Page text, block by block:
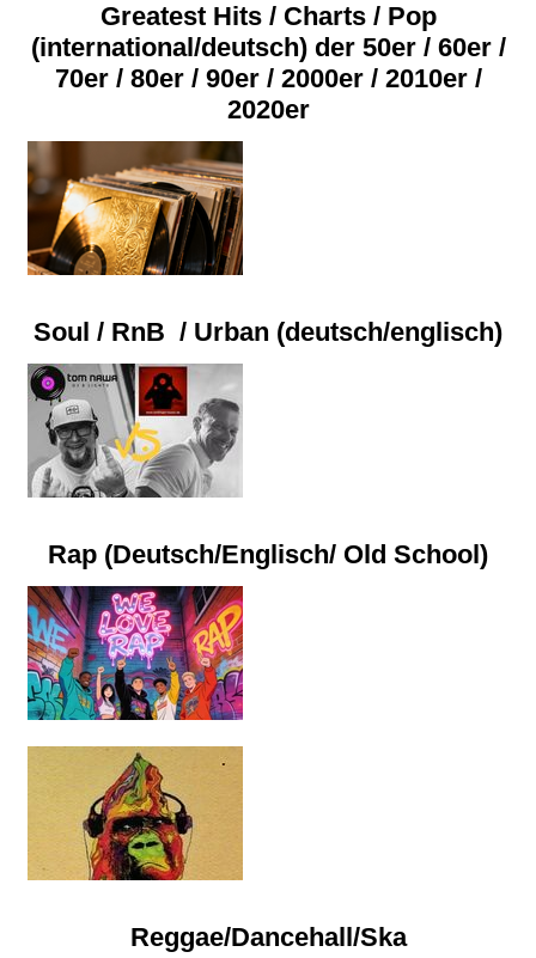
Greatest Hits / Charts / Pop
(international/deutsch) der 50er / 60er /
70er / 80er / 90er / 2000er / 2010er /
2020er
Soul / RnB / Urban (deutsch/englisch)
Rap (Deutsch/Englisch/ Old School)
Reggae/Dancehall/Ska